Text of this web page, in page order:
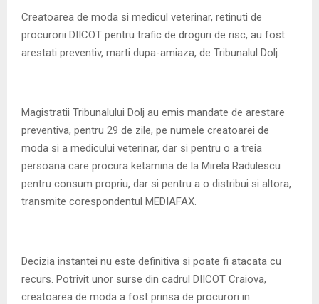
E
U
Creatoarea de moda si medicul veterinar, retinuti de
procurorii DIICOT pentru trafic de droguri de risc, au fost
arestati preventiv, marti dupa-amiaza, de Tribunalul Dolj.
Magistratii Tribunalului Dolj au emis mandate de arestare
preventiva, pentru 29 de zile, pe numele creatoarei de
moda si a medicului veterinar, dar si pentru o a treia
persoana care procura ketamina de la Mirela Radulescu
pentru consum propriu, dar si pentru a o distribui si altora,
transmite corespondentul MEDIAFAX.
Decizia instantei nu este definitiva si poate fi atacata cu
recurs. Potrivit unor surse din cadrul DIICOT Craiova,
creatoarea de moda a fost prinsa de procurori in